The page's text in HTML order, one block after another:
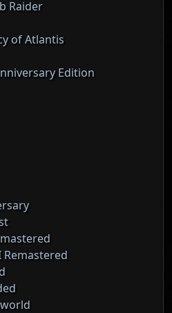
Raider
of Atlantis
Edition
Remastered